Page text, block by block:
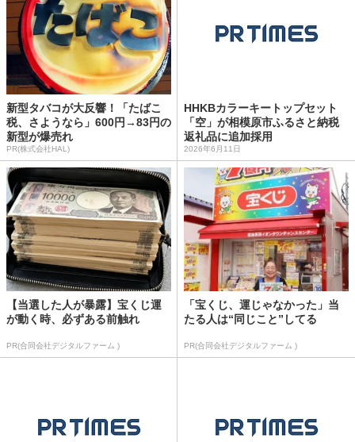
新型タバコが大反響！「たばこ
税、さようなら」600円→83円の
新型が爆売れ
PR(株式会社HAL)
HHKBカラーキートップセット
「空」が相模原市ふるさと納税
返礼品に追加採用
2026年6月11日
【当選した人が暴露】宝くじ運
が動く時、必ずある前触れ
PR(合同会社デジタルファーム )
「宝くじ、運じゃなかった」当
たる人は“同じこと”してる
PR(合同会社デジタルファーム )